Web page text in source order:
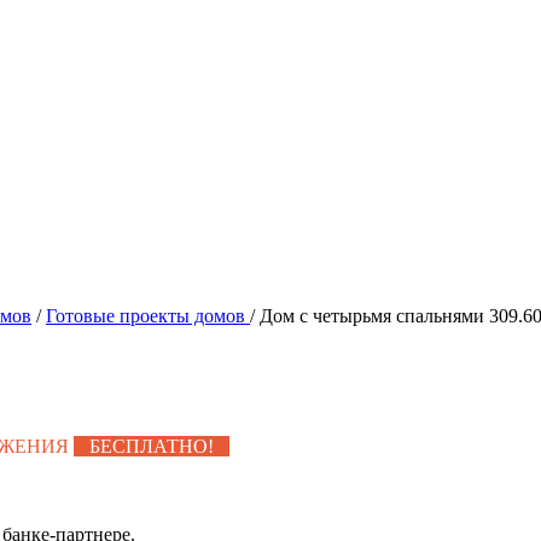
/Готовые проекты домов / Дом с четырьмя спальнями
БЕСПЛАТНО!
партнере.